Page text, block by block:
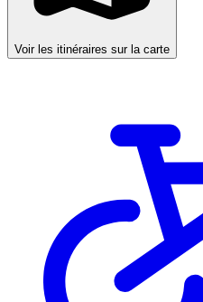
Voir les itinéraires sur la carte